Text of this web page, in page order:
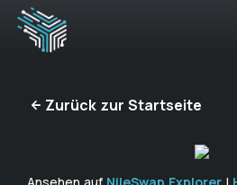
Zurück zur Startseite